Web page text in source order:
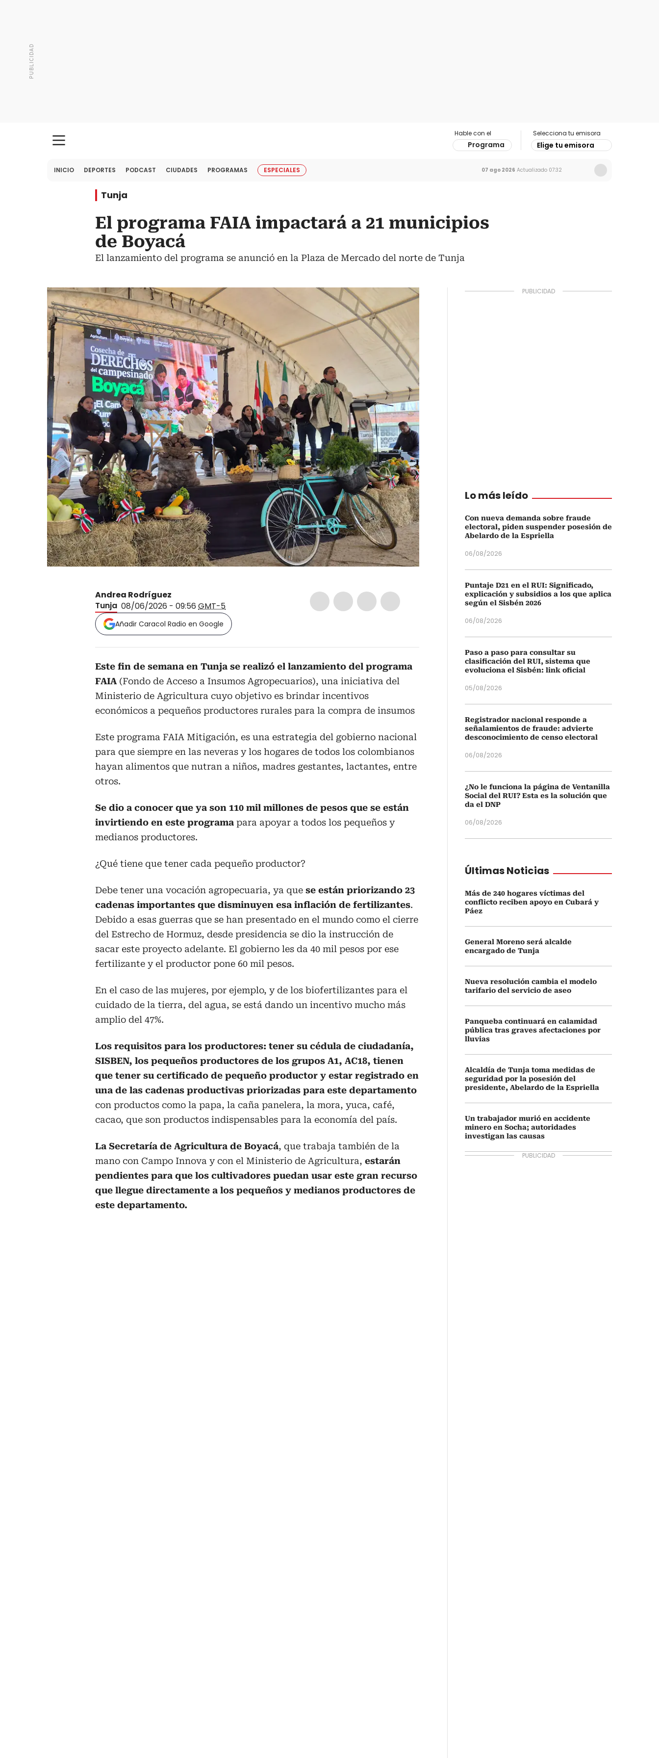
Hable con el
Programa
Selecciona tu emisora
Elige tu emisora
INICIO DEPORTES PODCAST CIUDADES PROGRAMAS ESPECIALES 07 ago 2026 Actualizado 07:32
Tunja
El programa FAIA impactará a 21 municipios
de Boyacá
El lanzamiento del programa se anunció en la Plaza de Mercado del norte de Tunja
Andrea Rodríguez
Tunja 08/06/2026 - 09:56 GMT-5
Añadir Caracol Radio en Google
Este fin de semana en Tunja se realizó el lanzamiento del programa
FAIA(Fondo de Acceso a Insumos Agropecuarios), una iniciativa del
Ministerio de Agricultura cuyo objetivo es brindar incentivos
económicos a pequeños productores rurales para la compra de insumos
Este programa FAIA Mitigación, es una estrategia del gobierno nacional
para que siempre en las neveras y los hogares de todos los colombianos
hayan alimentos que nutran a niños, madres gestantes, lactantes, entre
otros.
Se dio a conocer que ya son 110 mil millones de pesos que se están
invirtiendo en este programa para apoyar a todos los pequeños y
medianos productores.
¿Qué tiene que tener cada pequeño productor?
Debe tener una vocación agropecuaria, ya que se están priorizando 23
cadenas importantes que disminuyen esa inflación de fertilizantes.
Debido a esas guerras que se han presentado en el mundo como el cierre
del Estrecho de Hormuz, desde presidencia se dio la instrucción de
sacar este proyecto adelante. El gobierno les da 40 mil pesos por ese
fertilizante y el productor pone 60 mil pesos.
En el caso de las mujeres, por ejemplo, y de los biofertilizantes para el
cuidado de la tierra, del agua, se está dando un incentivo mucho más
amplio del 47%.
Los requisitos para los productores: tener su cédula de ciudadanía,
SISBEN, los pequeños productores de los grupos A1, AC18, tienen
que tener su certificado de pequeño productor y estar registrado en
una de las cadenas productivas priorizadas para este departamento
con productos como la papa, la caña panelera, la mora, yuca, café,
cacao, que son productos indispensables para la economía del país.
La Secretaría de Agricultura de Boyacá, que trabaja también de la
mano con Campo Innova y con el Ministerio de Agricultura, estarán
pendientes para que los cultivadores puedan usar este gran recurso
que llegue directamente a los pequeños y medianos productores de
este departamento.
Lo más leído
Con nueva demanda sobre fraude
electoral, piden suspender posesión de
Abelardo de la Espriella
06/08/2026
Puntaje D21 en el RUI: Significado,
explicación y subsidios a los que aplica
según el Sisbén 2026
06/08/2026
Paso a paso para consultar su
clasificación del RUI, sistema que
evoluciona el Sisbén: link oficial
05/08/2026
Registrador nacional responde a
señalamientos de fraude: advierte
desconocimiento de censo electoral
06/08/2026
¿No le funciona la página de Ventanilla
Social del RUI? Esta es la solución que
da el DNP
06/08/2026
Últimas Noticias
Más de 240 hogares víctimas del
conflicto reciben apoyo en Cubará y
Páez
General Moreno será alcalde
encargado de Tunja
Nueva resolución cambia el modelo
tarifario del servicio de aseo
Panqueba continuará en calamidad
pública tras graves afectaciones por
lluvias
Alcaldía de Tunja toma medidas de
seguridad por la posesión del
presidente, Abelardo de la Espriella
Un trabajador murió en accidente
minero en Socha; autoridades
investigan las causas